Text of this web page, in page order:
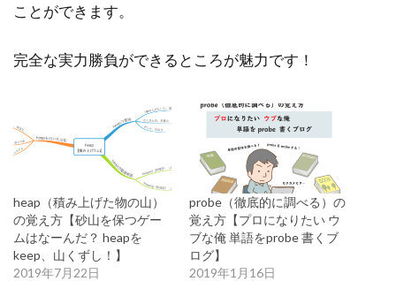
ことができます。
完全な実力勝負ができるところが魅力です！
heap（積み上げた物の山）
の覚え方【砂山を保つゲー
ムはなーんだ？ heapを
keep、山くずし！】
2019年7月22日
probe（徹底的に調べる）の
覚え方【プロになりたい ウ
ブな俺 単語をprobe 書くブ
ログ】
2019年1月16日